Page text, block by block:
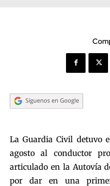
La Guardia Civil detuvo
agosto al conductor
articulado en la Autovía
por dar en una